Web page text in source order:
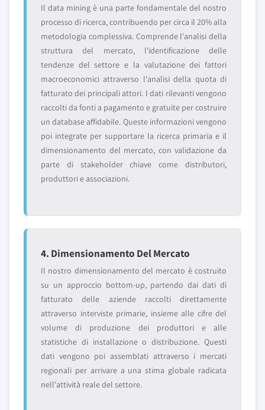
Il data mining è una parte fondamentale del nostro
processo di ricerca, contribuendo per circa il 20% alla
metodologia complessiva. Comprende l'analisi della
struttura del mercato, l'identificazione delle
tendenze del settore e la valutazione dei fattori
macroeconomici attraverso l'analisi della quota di
fatturato dei principali attori. I dati rilevanti vengono
raccolti da fonti a pagamento e gratuite per costruire
un database affidabile. Queste informazioni vengono
poi integrate per supportare la ricerca primaria e il
dimensionamento del mercato, con validazione da
parte di stakeholder chiave come distributori,
produttori e associazioni.
4. Dimensionamento Del Mercato
Il nostro dimensionamento del mercato è costruito
su un approccio bottom-up, partendo dai dati di
fatturato delle aziende raccolti direttamente
attraverso interviste primarie, insieme alle cifre del
volume di produzione dei produttori e alle
statistiche di installazione o distribuzione. Questi
dati vengono poi assemblati attraverso i mercati
regionali per arrivare a una stima globale radicata
nell'attività reale del settore.